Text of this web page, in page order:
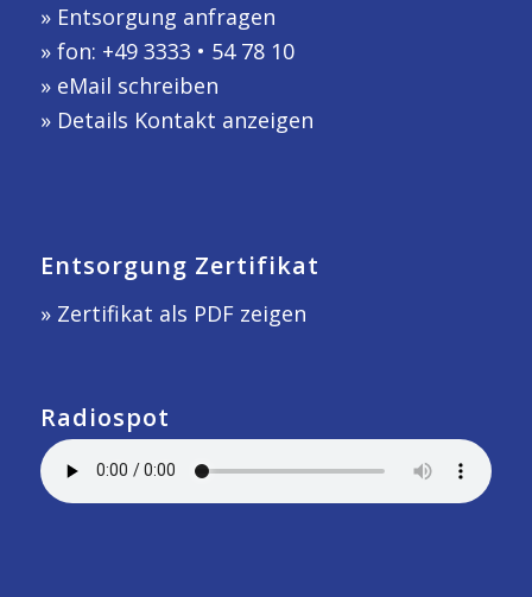
» Entsorgung anfragen
» fon: +49 3333 • 54 78 10
» eMail schreiben
» Details Kontakt anzeigen
Entsorgung Zertifikat
» Zertifikat als PDF zeigen
Radiospot